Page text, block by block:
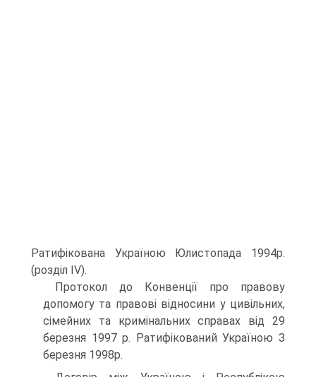
Ратифікована Україною Юлистопада 1994р.
(розділ IV).
Протокол до Конвенції про правову
допомогу та правові відносини у цивільних,
сімейних та кримінальних справах від 29
березня 1997 р. Ратифікований Україною З
березня 1998р.